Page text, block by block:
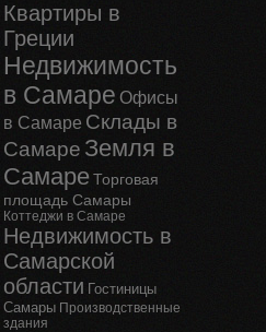
Квартиры в
Греции
Недвижимость
в Самаре Офисы
в Самаре Склады в
Самаре Земля в
СамареТорговая
площадь Самары
Коттеджи в Самаре
Недвижимость в
Самарской
области Гостиницы
Самары Производственные
здания